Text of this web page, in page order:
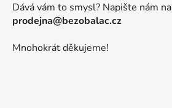
Dává vám to smysl? Napište nám na
prodejna@bezobalac.cz
Mnohokrát děkujeme!